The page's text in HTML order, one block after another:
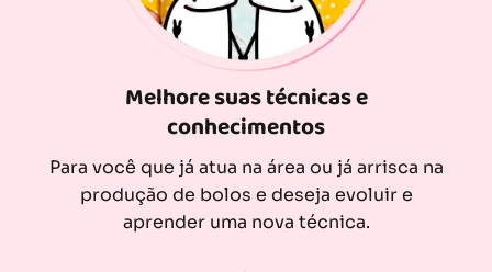
Melhore suas técnicas e
conhecimentos
Para você que já atua na área ou já arrisca na
produção de bolos e deseja evoluir e
aprender uma nova técnica.